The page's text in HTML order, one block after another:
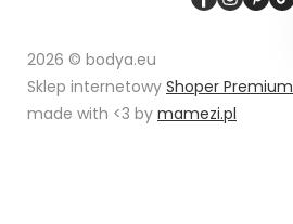
2026 © bodya.eu
Sklep internetowy Shoper Premium
made with <3 by mamezi.pl